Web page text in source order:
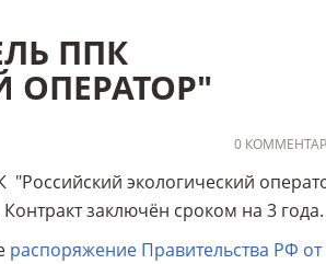
ППК
ОПЕРАТОР"
0
экологический
заключён сроком на 3 года.
распоряжение Правительства РФ от